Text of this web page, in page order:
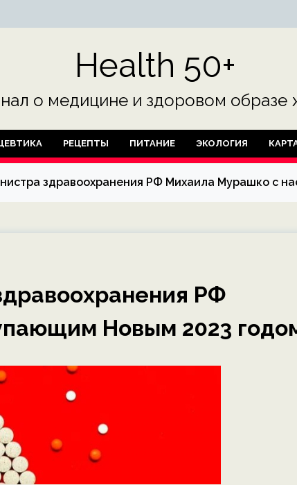
Health 50+
о медицине и здоровом образе
РЕЦЕПТЫ ПИТАНИЕ ЭКОЛОГИЯ
здравоохранения РФ Михаила Мурашко с
РФ
Новым 2023